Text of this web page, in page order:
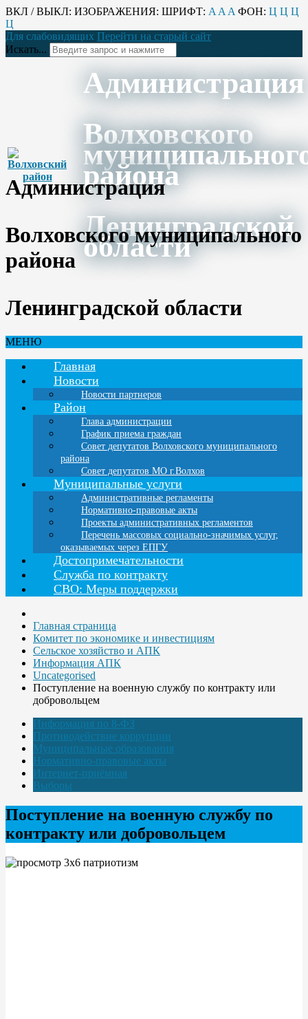
ВКЛ / ВЫКЛ: ИЗОБРАЖЕНИЯ: ШРИФТ: A A A ФОН: Ц Ц Ц
Ц
Для слабовидящих Перейти на старый сайт
Искать...
Администрация
Волховского
района
Ленинградской
области
Администрация
Волховского муниципального
района
Ленинградской области
МЕНЮ
Главная
Новости
Новости партнеров
Район
Глава администрации
График приема граждан
Совет депутатов Волховского муниципального
района
Совет депутатов МО г.Волхов
Муниципальные услуги
Административные регламенты
Нормативно-правовые акты
Проекты административных регламентов
Перечень массовых социально-значимых услуг,
оказываемых через ЕПГУ
Достопримечательности
Служба по контракту
СВО: Меры поддержки
Главная страница
Комитет по экономике и инвестициям
Сельское хозяйство и АПК
Информация АПК
Uncategorised
Поступление на военную службу по контракту или
добровольцем
Информация по 8-ФЗ
Противодействие коррупции
Муниципальные образования
Нормативно-правовые акты
Интернет-приёмная
Выборы
Поступление на военную службу по
контракту или добровольцем